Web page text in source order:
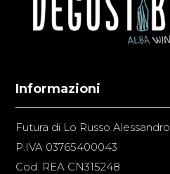
Informazioni
Futura di Lo Russo Alessandro
P.IVA 03765400043
Cod. REA CN315248